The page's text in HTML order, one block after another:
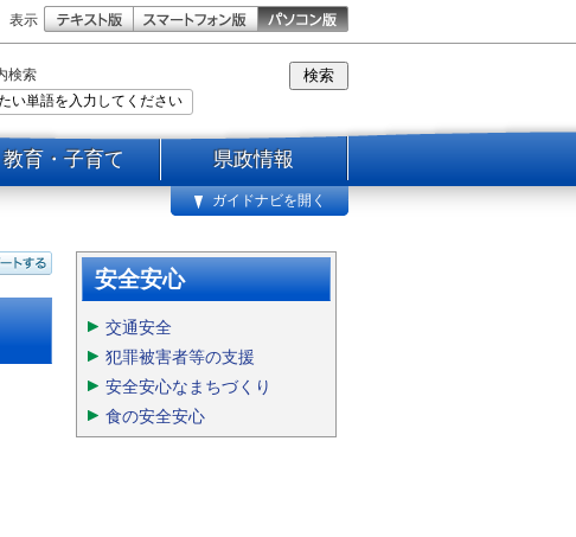
表示
検索
教育・子育て 県政情報
ガイドナビを開く
安全安心
交通安全
犯罪被害者等の支援
安全安心なまちづくり
食の安全安心